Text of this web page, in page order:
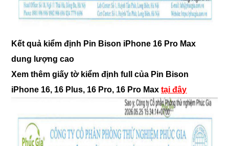
Kết quả kiểm định Pin Bison iPhone 16 Pro Max
dung lượng cao
Xem thêm giấy tờ kiểm định full của Pin Bison
iPhone 16, 16 Plus, 16 Pro, 16 Pro Maxtại đây